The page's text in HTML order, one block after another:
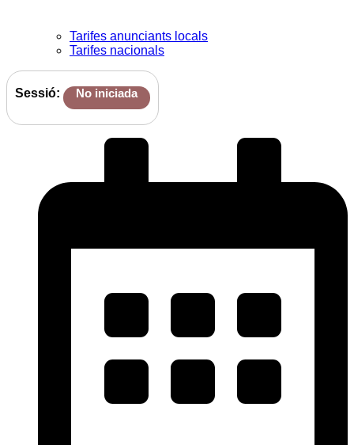
Tarifes anunciants locals
Tarifes nacionals
Sessió: No iniciada